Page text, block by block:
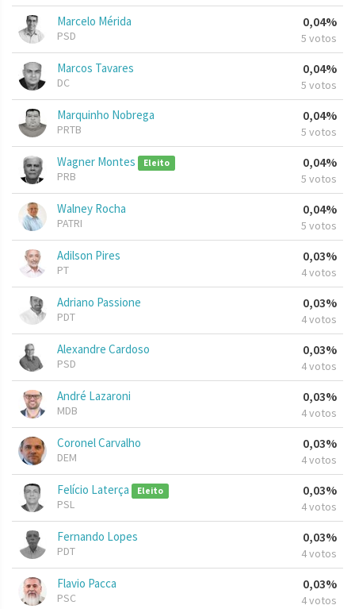
Marcelo Mérida
PSD
0,04%
5 votos
Marcos Tavares
DC
0,04%
5 votos
Marquinho Nobrega
PRTB
0,04%
5 votos
Wagner Montes Eleito
PRB
0,04%
5 votos
Walney Rocha
PATRI
0,04%
5 votos
Adilson Pires
PT
0,03%
4 votos
Adriano Passione
PDT
0,03%
4 votos
Alexandre Cardoso
PSD
0,03%
4 votos
André Lazaroni
MDB
0,03%
4 votos
Coronel Carvalho
DEM
0,03%
4 votos
Felício Laterça Eleito
PSL
0,03%
4 votos
Fernando Lopes
PDT
0,03%
4 votos
Flavio Pacca
PSC
0,03%
4 votos